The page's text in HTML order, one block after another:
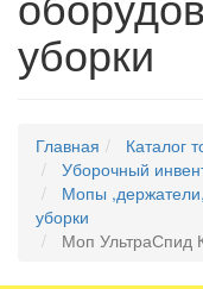
уборки
Главная
Каталог
Уборочный
Мопы
уборки
Моп УльтраСпид